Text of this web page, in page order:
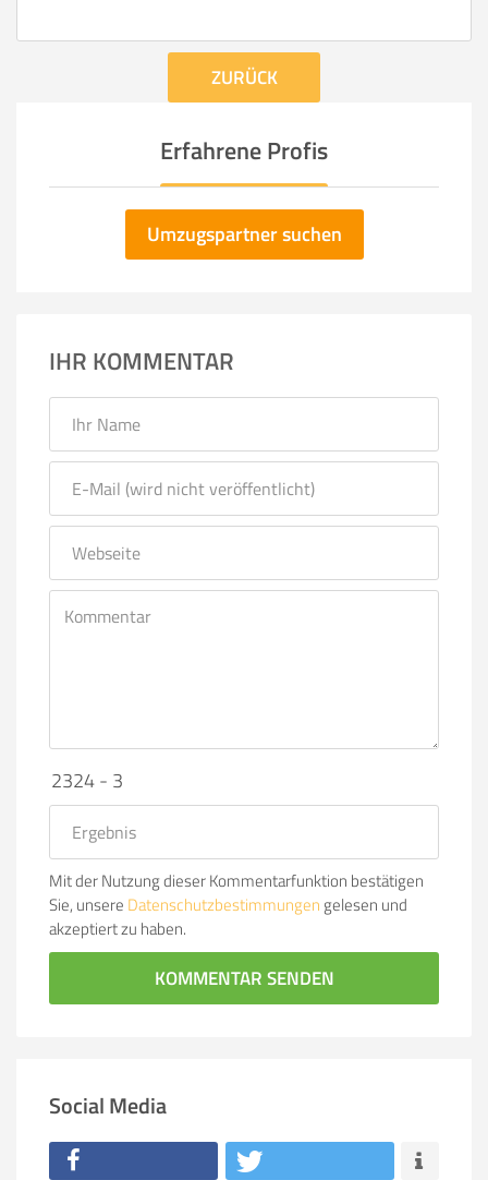
ZURÜCK
Erfahrene Profis
Umzugspartner suchen
IHR KOMMENTAR
2324 - 3
Mit der Nutzung dieser Kommentarfunktion bestätigen
Sie, unsere Datenschutzbestimmungen gelesen und
akzeptiert zu haben.
KOMMENTAR SENDEN
Social Media